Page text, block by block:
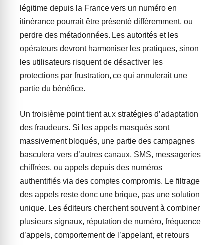
légitime depuis la France vers un numéro en
itinérance pourrait être présenté différemment, ou
perdre des métadonnées. Les autorités et les
opérateurs devront harmoniser les pratiques, sinon
les utilisateurs risquent de désactiver les
protections par frustration, ce qui annulerait une
partie du bénéfice.
Un troisième point tient aux stratégies d’adaptation
des fraudeurs. Si les appels masqués sont
massivement bloqués, une partie des campagnes
basculera vers d’autres canaux, SMS, messageries
chiffrées, ou appels depuis des numéros
authentifiés via des comptes compromis. Le filtrage
des appels reste donc une brique, pas une solution
unique. Les éditeurs cherchent souvent à combiner
plusieurs signaux, réputation de numéro, fréquence
d’appels, comportement de l’appelant, et retours